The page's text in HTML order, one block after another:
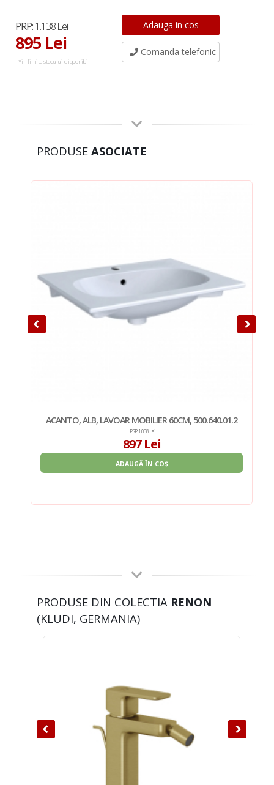
PRP:1.138 Lei
895 Lei
*in limita stocului disponibil
Comanda telefonic
PRODUSE ASOCIATE
ACANTO, ALB, LAVOAR MOBILIER 60CM, 500.640.01.2
PRP: 1.058 Lei
897 Lei
ADAUGĂ ÎN COȘ
PRODUSE DIN COLECTIA RENON
(KLUDI, GERMANIA)